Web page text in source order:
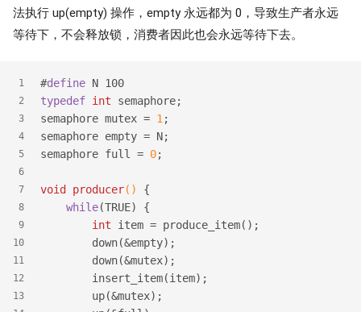
法执行 up(empty) 操作，empty 永远都为 0，导致生产者永远
等待下，不会释放锁，消费者因此也会永远等待下去。
1
2
3
4
5
6
7
8
9
10
11
12
13
#define N 100
typedef int semaphore;
semaphore mutex = 1 ;
semaphore empty = N;
semaphore full = 0;
void producer()
{
while(TRUE) {
int item = produce_item();
        down(&empty);
        down(&mutex);
        insert_item(item);
        up(&mutex);